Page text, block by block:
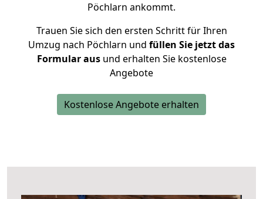
Pöchlarn ankommt.
Trauen Sie sich den ersten Schritt für Ihren
Umzug nach Pöchlarn und füllen Sie jetzt das
Formular ausund erhalten Sie kostenlose
Angebote
Kostenlose Angebote erhalten